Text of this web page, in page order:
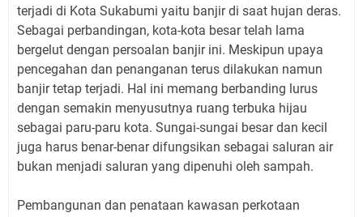
terjadi di Kota Sukabumi yaitu banjir di saat hujan deras.
Sebagai perbandingan, kota-kota besar telah lama
bergelut dengan persoalan banjir ini. Meskipun upaya
pencegahan dan penanganan terus dilakukan namun
banjir tetap terjadi. Hal ini memang berbanding lurus
dengan semakin menyusutnya ruang terbuka hijau
sebagai paru-paru kota. Sungai-sungai besar dan kecil
juga harus benar-benar difungsikan sebagai saluran air
bukan menjadi saluran yang dipenuhi oleh sampah.
Pembangunan dan penataan kawasan perkotaan